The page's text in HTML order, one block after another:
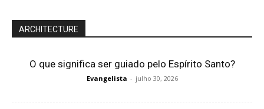
ARCHITECTURE
O que significa ser guiado pelo Espírito Santo?
Evangelista - julho 30, 2026